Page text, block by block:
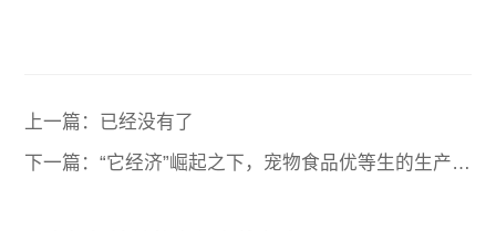
上一篇：已经没有了
下一篇：“它经济”崛起之下，宠物食品优等生的生产秘